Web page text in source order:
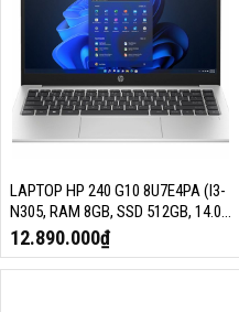
LAPTOP HP 240 G10 8U7E4PA (I3-
N305, RAM 8GB, SSD 512GB, 14.0
INCH FHD, WIN 11, BẠC)
12.890.000₫